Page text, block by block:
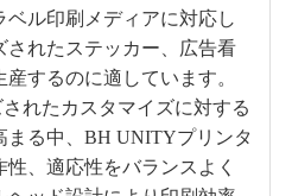
ル印刷メディアに対応し
されたステッカー、広告看
するのに適しています。
カスタマイズに対する
まる中、BH UNITYプリンタ
、適応性をバランスよく